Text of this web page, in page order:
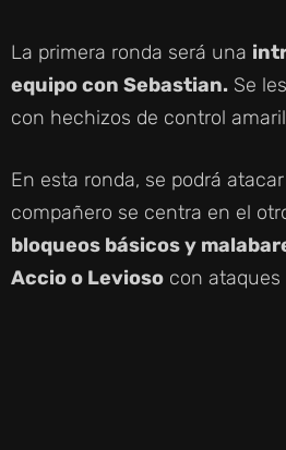
La primera ronda será una
equipo con Sebastian. Se
con hechizos de control
En esta ronda, se podrá
compañero se centra en el
bloqueos básicos y
Accio o Levioso con ataques